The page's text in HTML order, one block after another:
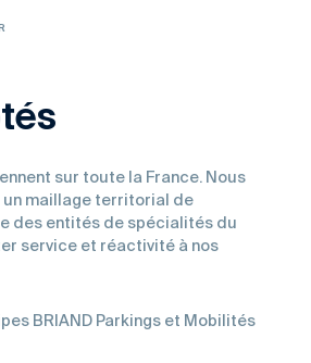
sur toute la France. Nous
un maillage territorial de
des entités de spécialités du
service et réactivité à nos
BRIAND Parkings et Mobilités